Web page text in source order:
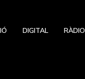
DIGITAL RÀDIO